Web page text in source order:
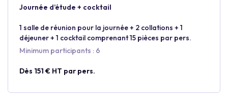
Journée d’étude + cocktail
1 salle de réunion pour la journée + 2 collations + 1
déjeuner + 1 cocktail comprenant 15 pièces par pers.
Minimum participants : 6
Dès 151 € HT par pers.